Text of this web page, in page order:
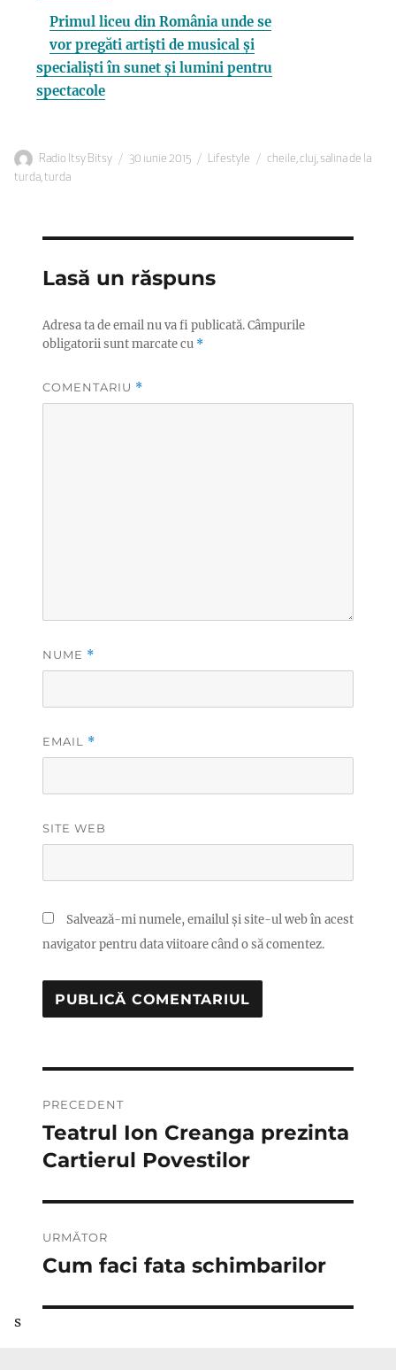
Primul liceu din România unde se
vor pregăti artiști de musical și
specialiști în sunet și lumini pentru
spectacole
Autor
Radio Itsy Bitsy
Publicat
30 iunie 2015 Categorii
Lifestyle Etichete
cheile,cluj, salina de la
turda,turda
Lasă un răspuns
Adresa ta de email nu va fi publicată.Câmpurile
obligatorii sunt marcate cu *
COMENTARIU *
NUME *
EMAIL *
SITE WEB
Salvează-mi numele, emailul și site-ul web în acest
navigator pentru data viitoare când o să comentez.
în
articole
PRECEDENT
Articolul
anterior:
Teatrul Ion Creanga prezinta
Cartierul Povestilor
URMĂTOR
Articolul
Cum faci fata schimbarilor
s